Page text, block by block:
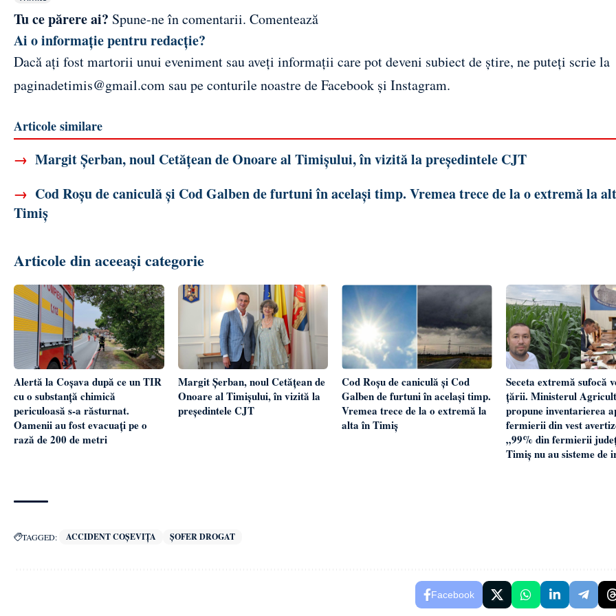
Tu ce părere ai? Spune-ne în comentarii. Comentează
Ai o informație pentru redacție?
Dacă ați fost martorii unui eveniment sau aveți informații care pot deveni subiect de știre, ne puteți scrie la
paginadetimis@gmail.com sau pe conturile noastre deFacebook și Instagram.
Articole similare
→ Margit Șerban, noul Cetățean de Onoare al Timișului, în vizită la președintele CJT
→ Cod Roșu de caniculă și Cod Galben de furtuni în același timp. Vremea trece de la o extremă la
Timiș
Articole din aceeași categorie
Alertă la Coșava după ce un TIR
cu o substanță chimică
periculoasă s-a răsturnat.
Oamenii au fost evacuați pe o
rază de 200 de metri
Margit Șerban, noul Cetățean de
Onoare al Timișului, în vizită la
președintele CJT
Cod Roșu de caniculă și Cod
Galben de furtuni în același timp.
Vremea trece de la o extremă la
alta în Timiș
Seceta extremă sufocă
țării. Ministerul
propune inventarierea
fermierii din vest
„99% din fermierii
Timiș nu au sisteme de
TAGGED: ACCIDENT COȘEVIȚA ȘOFER DROGAT
Facebook